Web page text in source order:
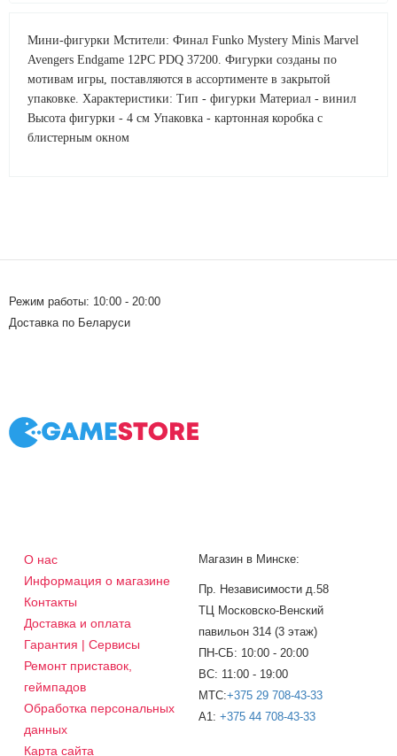
Мини-фигурки Мстители: Финал Funko Mystery Minis Marvel
Avengers Endgame 12PC PDQ 37200. Фигурки созданы по
мотивам игры, поставляются в ассортименте в закрытой
упаковке. Характеристики: Тип - фигурки Материал - винил
Высота фигурки - 4 см Упаковка - картонная коробка с
блистерным окном
Режим работы: 10:00 - 20:00
Доставка по Беларуси
О нас
Информация о магазине
Контакты
Доставка и оплата
Гарантия | Сервисы
Ремонт приставок,
геймпадов
Обработка персональных
данных
Карта сайта
Магазин в Минске:
Пр. Независимости д.58
ТЦ Московско-Венский
павильон 314 (3 этаж)
ПН-СБ: 10:00 - 20:00
ВС: 11:00 - 19:00
МТС:+375 29 708-43-33
A1: +375 44 708-43-33